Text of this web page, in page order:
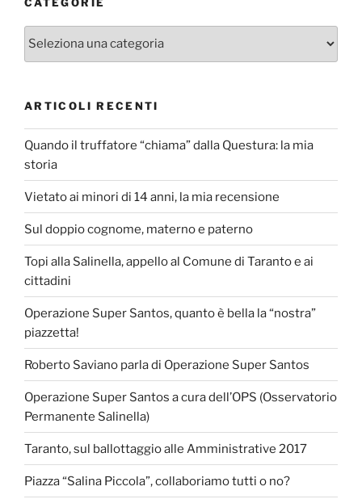
CATEGORIE
Categorie
ARTICOLI RECENTI
Quando il truffatore “chiama” dalla Questura: la mia
storia
Vietato ai minori di 14 anni, la mia recensione
Sul doppio cognome, materno e paterno
Topi alla Salinella, appello al Comune di Taranto e ai
cittadini
Operazione Super Santos, quanto è bella la “nostra”
piazzetta!
Roberto Saviano parla di Operazione Super Santos
Operazione Super Santos a cura dell’OPS (Osservatorio
Permanente Salinella)
Taranto, sul ballottaggio alle Amministrative 2017
Piazza “Salina Piccola”, collaboriamo tutti o no?